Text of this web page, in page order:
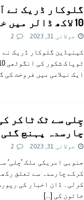
گلوکار ڈریک نے
10 لاکھ ڈالر میں خرید لی
جولائی 31, 2023 2
کینیڈین گلوکار ڈریک نے
ایک نیلامی میں فروخت کی
چِلی سے ٹک ٹاکر
چارسدہ پہنچ گئی
جولائی 31, 2023 2
جنوبی امریکی ملک ’چلی‘
کرکے چارسدہ سے تعلق
کرلی۔ ڈان اخبار کی
خاتون کی […]